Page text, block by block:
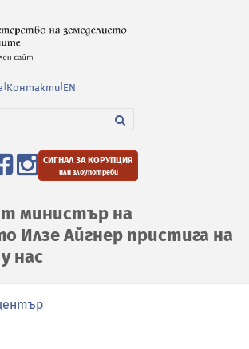
Контакти EN
СИГНАЛ ЗА КОРУПЦИЯ
или злоупотреби
министър на
Илзе Айгнер пристига на
нас